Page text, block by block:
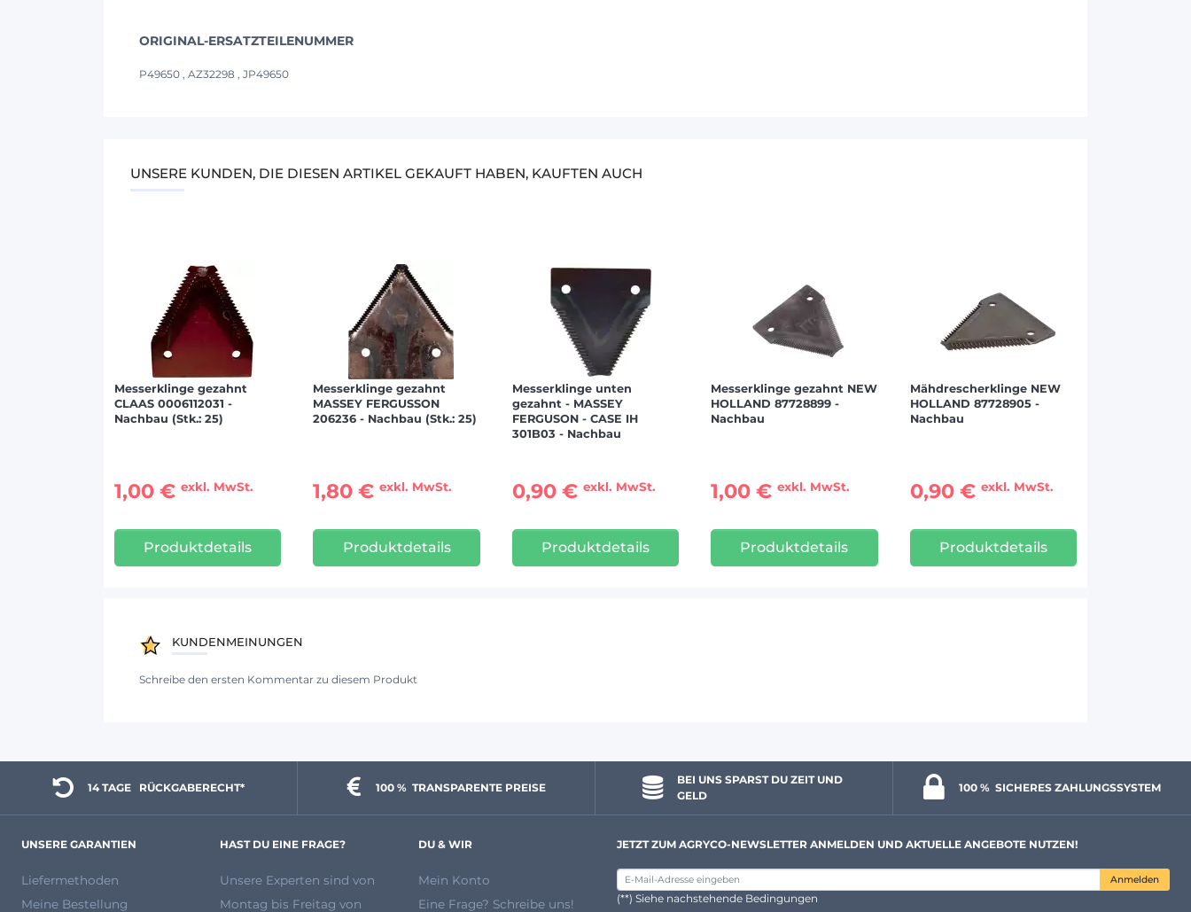
ORIGINAL-ERSATZTEILENUMMER
P49650 , AZ32298 , JP49650
UNSERE KUNDEN, DIE DIESEN ARTIKEL GEKAUFT HABEN, KAUFTEN AUCH
Messerklinge gezahnt
CLAAS 0006112031 -
Nachbau (Stk.: 25)
1,00 € exkl. MwSt.
Produktdetails
Messerklinge gezahnt
MASSEY FERGUSSON
206236 - Nachbau (Stk.: 25)
1,80 €exkl. MwSt.
Produktdetails
Messerklinge unten
gezahnt - MASSEY
FERGUSON - CASE IH
301B03 - Nachbau
0,90 € exkl. MwSt.
Produktdetails
Messerklinge gezahnt NEW
HOLLAND 87728899 -
Nachbau
1,00 €exkl. MwSt.
Produktdetails
Mähdrescherklinge NEW
HOLLAND 87728905 -
Nachbau
0,90 € exkl. MwSt.
Produktdetails
KUNDENMEINUNGEN
Schreibe den ersten Kommentar zu diesem Produkt
14 TAGE
  RÜCKGABERECHT*
100 % TRANSPARENTE PREISE
BEI UNS SPARST DU ZEIT UND
GELD
100 % SICHERES ZAHLUNGSSYSTEM
UNSERE GARANTIEN
Liefermethoden
Meine Bestellung
HAST DU EINE FRAGE?
Unsere Experten sind von
Montag bis Freitag von
DU & WIR
Mein Konto
Eine Frage? Schreibe uns!
JETZT ZUM AGRYCO-NEWSLETTER ANMELDEN UND AKTUELLE ANGEBOTE NUTZEN!
Anmelden
(**) Siehe nachstehende Bedingungen